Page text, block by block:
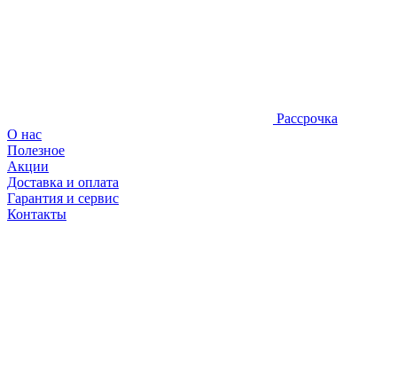
Рассрочка
О нас
Полезное
Акции
Доставка и оплата
Гарантия и сервис
Контакты